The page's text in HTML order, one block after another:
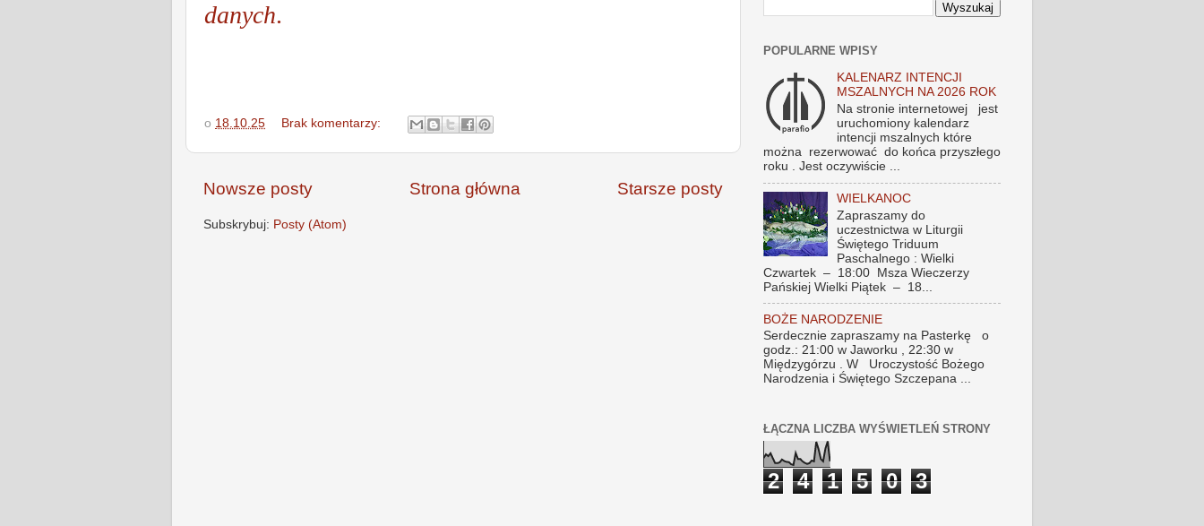
danych.
o 18.10.25 Brak komentarzy:
Nowsze posty Starsze posty
Strona główna
Subskrybuj: Posty (Atom)
POPULARNE WPISY
KALENARZ INTENCJI
MSZALNYCH NA 2026 ROK
Na stronie internetowej jest
uruchomiony kalendarz
intencji mszalnych które
można rezerwować do końca przyszłego
roku . Jest oczywiście ...
WIELKANOC
Zapraszamy do
uczestnictwa w Liturgii
Świętego Triduum
Paschalnego : Wielki
Czwartek – 18:00 Msza Wieczerzy
Pańskiej Wielki Piątek – 18...
BOŻE NARODZENIE
Serdecznie zapraszamy na Pasterkę o
godz.: 21:00 w Jaworku , 22:30 w
Międzygórzu . W Uroczystość Bożego
Narodzenia i Świętego Szczepana ...
ŁĄCZNA LICZBA WYŚWIETLEŃ STRONY
2 4 1 5 0 3